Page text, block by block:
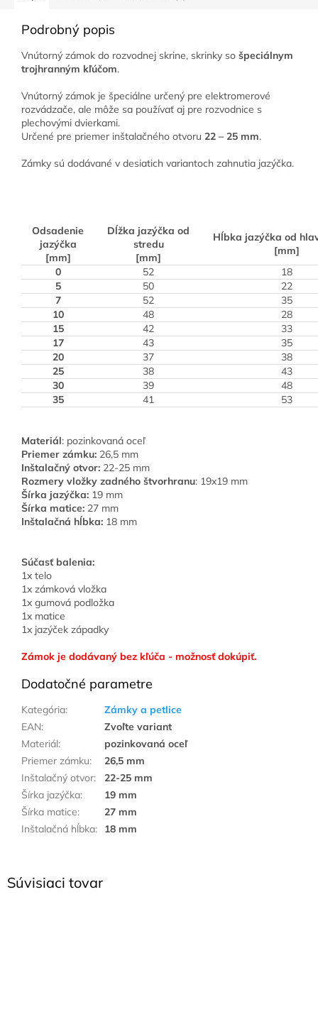
Súvisiaci tovar
Podrobný popis
Vnútorný zámok do rozvodnej skrine, skrinky so špeciálnym
trojhranným kľúčom.
Vnútorný zámok je špeciálne určený pre elektromerové
rozvádzače, ale môže sa používať aj pre rozvodnice s
plechovými dvierkami.
Určené pre priemer inštalačného otvoru 22 – 25 mm.
Zámky sú dodávané v desiatich variantoch zahnutia jazýčka.
Odsadenie
jazýčka
[mm]
Dĺžka jazýčka od
stredu
[mm]
Hĺbka jazýčka od
[mm]
0
52
18
5
50
22
7
52
35
10
48
28
15
42
33
17
43
35
20
37
38
25
38
43
30
39
48
35
41 53
Materiál: pozinkovaná oceľ
Priemer zámku: 26,5 mm
Inštalačný otvor: 22-25 mm
Rozmery vložky zadného štvorhranu: 19x19 mm
Šírka jazýčka: 19 mm
Šírka matice: 27 mm
Inštalačná hĺbka: 18 mm
Súčasť balenia:
1x telo
1x zámková vložka
1x gumová podložka
1x matice
1x jazýček západky
Zámok je dodávaný bez kľúča - možnosť dokúpiť.
Dodatočné parametre
Kategória:
Zámky a petlice
EAN:
Zvoľte variant
Materiál:
pozinkovaná oceľ
Priemer zámku:
26,5 mm
Inštalačný otvor:
22-25 mm
Šírka jazýčka:
19 mm
Šírka matice:
27 mm
Inštalačná hĺbka: 18 mm